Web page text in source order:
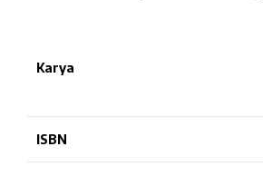
Karya
ISBN